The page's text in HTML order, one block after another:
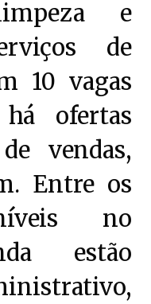
e
de
10 vagas
ofertas
vendas,
Entre os
no
estão